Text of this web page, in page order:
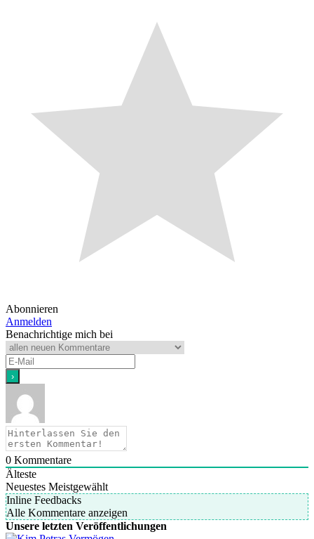
Abonnieren
Anmelden
Benachrichtige mich bei
0 Kommentare
Älteste
Neuestes Meistgewählt
Inline Feedbacks
Alle Kommentare anzeigen
Unsere letzten Veröffentlichungen